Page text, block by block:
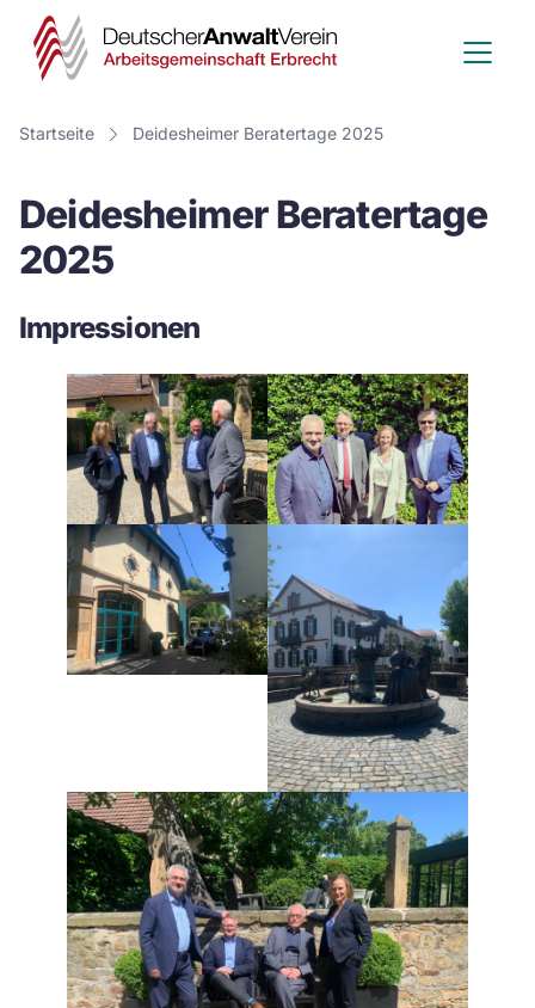
Deutscher
Anwalt
Verein
Startseite Deidesheimer Beratertage 2025
Deidesheimer Beratertage
2025
Impressionen